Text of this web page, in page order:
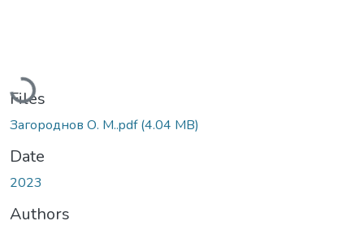
Loading...
Files
Загороднов О. М..pdf(4.04 MB)
Date
2023
Authors